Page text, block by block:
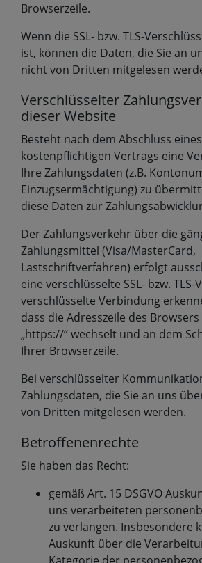
Browserzeile.
Wenn die SSL- bzw. TLS-
ist, können die Daten, die Sie an
nicht von Dritten mitgelesen
Verschlüsselter
dieser Website
Besteht nach dem Abschluss eines
kostenpflichtigen Vertrags eine
Ihre Zahlungsdaten (z.B.
Einzugsermächtigung) zu
diese Daten zur
Der Zahlungsverkehr über die
Zahlungsmittel (Visa/MasterCard,
Lastschriftverfahren) erfolgt
eine verschlüsselte SSL- bzw.
verschlüsselte Verbindung
dass die Adresszeile des
„https://“ wechselt und an dem
Ihrer Browserzeile.
Bei verschlüsselter
Zahlungsdaten, die Sie an uns
von Dritten mitgelesen werden.
Betroffenenrechte
Sie haben das Recht:
gemäß Art. 15 DSGVO
uns verarbeiteten
zu verlangen. Insbesondere
Auskunft über die